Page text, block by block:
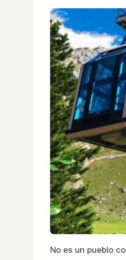
No es un pueblo